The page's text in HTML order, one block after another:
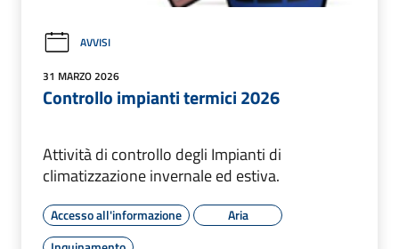
AVVISI
31 MARZO 2026
Controllo impianti termici 2026
Attività di controllo degli Impianti di
climatizzazione invernale ed estiva.
Accesso all'informazione
Aria